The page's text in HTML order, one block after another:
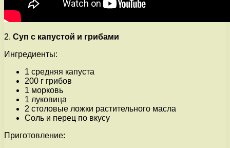
2. Суп с капустой и грибами
Ингредиенты:
1 средняя капуста
200 г грибов
1 морковь
1 луковица
2 столовые ложки растительного масла
Соль и перец по вкусу
Приготовление: